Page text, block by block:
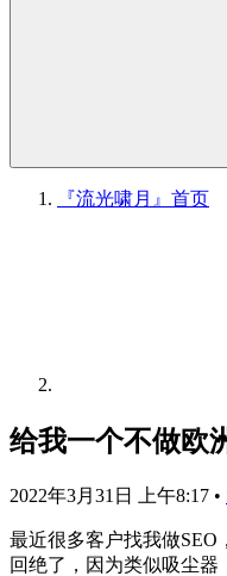
『流光啸月』 首页
给我一个不做欧
2022年3月31日 上午8:17 •
最近很多客户找我做
回绝了，因为类似吸尘器